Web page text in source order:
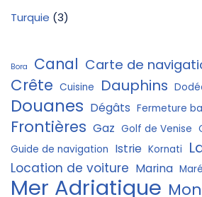
Turquie (3)
Bora Canal Carte de
Crête Cuisine Dauphins
Douanes Dégâts Fermeture
Frontières Gaz Golf de Venise
Guide de navigation Istrie Kornati
Location de voiture Marina
Mer Adriatique